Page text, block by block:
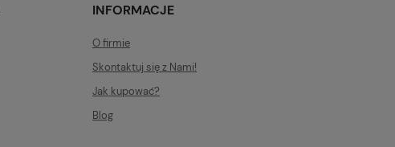
INFORMACJE
O firmie
Skontaktuj się z Nami!
Jak kupować?
Blog